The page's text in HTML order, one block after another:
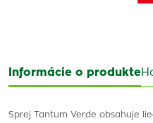
Informácie o produkte
Sprej Tantum Verde obsahuje